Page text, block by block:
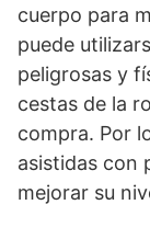
cuerpo para
puede
peligrosas y
cestas de la
compra. Por
asistidas con
mejorar su